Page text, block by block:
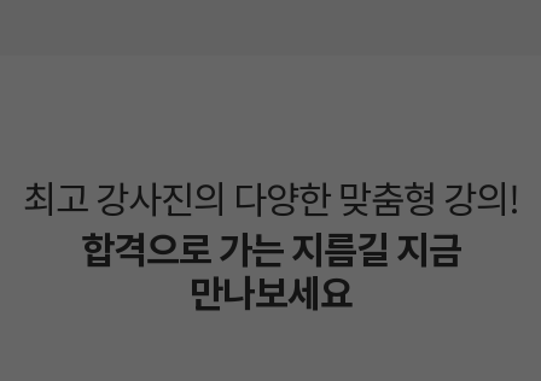
최고 강사진의 다양한 맞춤형 강의!
합격으로 가는 지름길 지금
만나보세요